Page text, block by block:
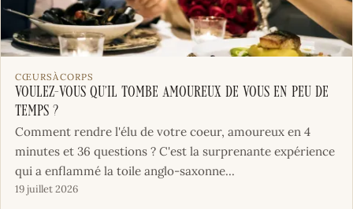
CŒURSÀCORPS
Voulez-vous qu’il tombe amoureux de vous en peu de
temps ?
Comment rendre l'élu de votre coeur, amoureux en 4
minutes et 36 questions ? C'est la surprenante expérience
qui a enflammé la toile anglo-saxonne...
19 juillet 2026